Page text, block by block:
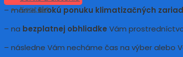
Kontakt
– mámeširokú ponuku klimatizačných
– na bezplatnej obhliadke Vám
– následne Vám necháme čas na výber alebo